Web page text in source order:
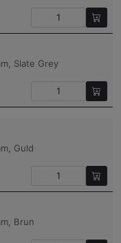
Slate Grey
Guld
Brun